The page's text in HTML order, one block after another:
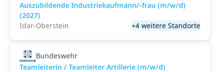
Auszubildende Industriekaufmann/-frau (m/w/d)
(2027)
Idar-Oberstein
+4 weitere Standorte
Bundeswehr
Teamleiterin / Teamleiter Artillerie (m/w/d)